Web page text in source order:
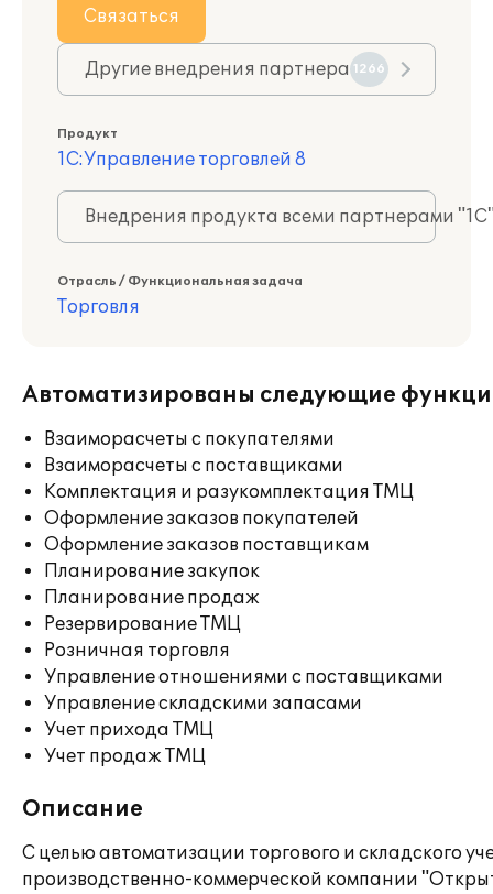
Связаться
Другие внедрения партнера 1266
Продукт
1С:Управление торговлей 8
Внедрения продукта всеми партнерами
Отрасль / Функциональная задача
Торговля
Автоматизированы следующие
Взаиморасчеты с покупателями
Взаиморасчеты с поставщиками
Комплектация и разукомплектация ТМЦ
Оформление заказов покупателей
Оформление заказов поставщикам
Планирование закупок
Планирование продаж
Резервирование ТМЦ
Розничная торговля
Управление отношениями с поставщиками
Управление складскими запасами
Учет прихода ТМЦ
Учет продаж ТМЦ
Описание
С целью автоматизации торгового и складского
производственно-коммерческой компании